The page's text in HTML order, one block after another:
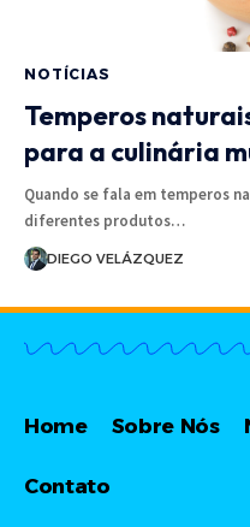
NOTÍCIAS
Temperos
para a culinária
Quando se fala em temperos
diferentes produtos…
DIEGO VELÁZQUEZ
Home Sobre Nós
Contato